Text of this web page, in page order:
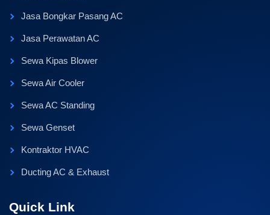
Jasa Bongkar Pasang AC
Jasa Perawatan AC
Sewa Kipas Blower
Sewa Air Cooler
Sewa AC Standing
Sewa Genset
Kontraktor HVAC
Ducting AC & Exhaust
Quick Link